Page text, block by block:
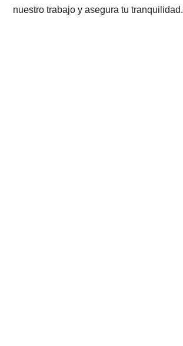
nuestro trabajo y asegura tu tranquilidad.